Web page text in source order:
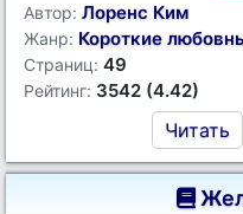
Автор: Лоренс Ким
Жанр: Короткие
Страниц: 49
Рейтинг: 3542 (4.42)
Читать